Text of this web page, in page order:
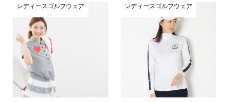
レディースゴルフウェア レディースゴルフウェア